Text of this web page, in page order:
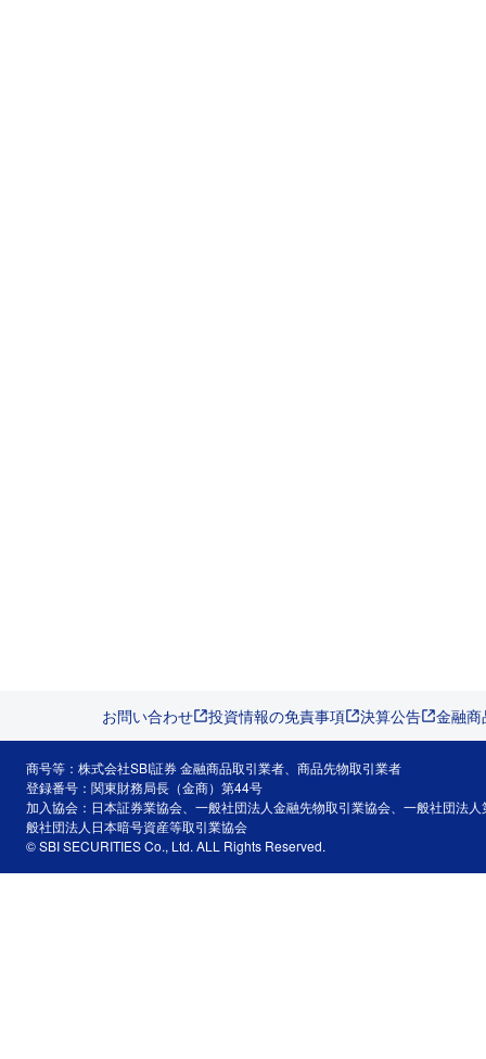
お問い合わせ 投資情報の免責事項 決算公告 金融
商号等：株式会社SBI証券 金融商品取引業者、商品先物取引業者
登録番号：関東財務局長（金商）第44号
加入協会：日本証券業協会、一般社団法人金融先物取引業協会、一般社団法
般社団法人日本暗号資産等取引業協会
© SBI SECURITIES Co., Ltd. ALL Rights Reserved.